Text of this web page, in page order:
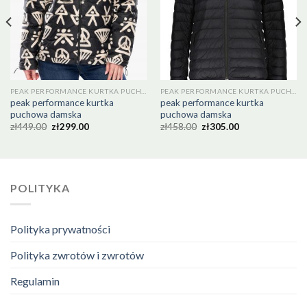
peak performance kurtka
puchowa damska
zł449.00 zł299.00
peak performance kurtka
puchowa damska
zł458.00 zł305.00
POLITYKA
Polityka prywatności
Polityka zwrotów i zwrotów
Regulamin